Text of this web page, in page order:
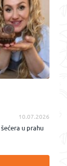
10.07.2026
u prahu